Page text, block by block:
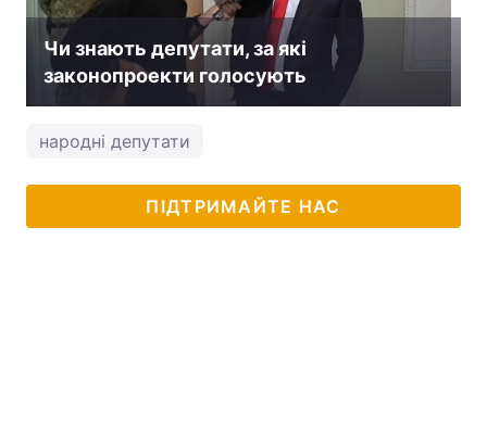
Чи знають депутати, за які
законопроекти голосують
народні депутати
ПІДТРИМАЙТЕ НАС